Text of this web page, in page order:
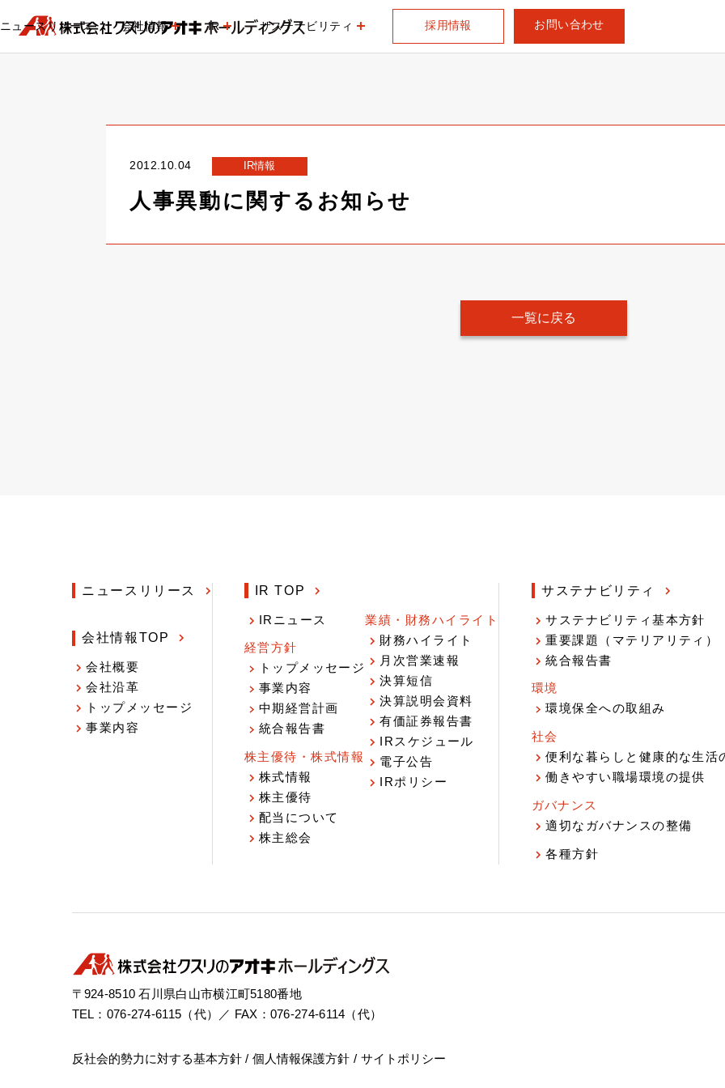
ニュースリリース 会社情報 IR サステナビリティ 採用情報 お問い合わせ
2012.10.04 IR情報
人事異動に関するお知らせ
一覧に戻る
ニュースリリース
会社情報TOP
会社概要
会社沿革
トップメッセージ
事業内容
IR TOP
IRニュース
経営方針
トップメッセージ
事業内容
中期経営計画
統合報告書
株主優待・株式情報
株式情報
株主優待
配当について
株主総会
業績・財務ハイライト
財務ハイライト
月次営業速報
決算短信
決算説明会資料
有価証券報告書
IRスケジュール
電子公告
IRポリシー
サステナビリティ
サステナビリティ基本方針
重要課題（マテリアリティ）
統合報告書
環境
環境保全への取組み
社会
便利な暮らしと健康的な生活
働きやすい職場環境の提供
ガバナンス
適切なガバナンスの整備
各種方針
〒924-8510 石川県白山市横江町5180番地
TEL：076-274-6115（代）／ FAX：076-274-6114（代）
反社会的勢力に対する基本方針 個人情報保護方針 サイトポリシー